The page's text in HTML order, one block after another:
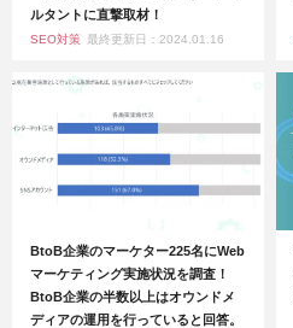
ルタントに直撃取材！
SEO対策 最終更新日：2024.01.16
BtoB企業のマーケター225名にWeb
マーケティング実施状況を調査！
BtoB企業の半数以上はオウンドメ
ディアの運用を行っていると回答。